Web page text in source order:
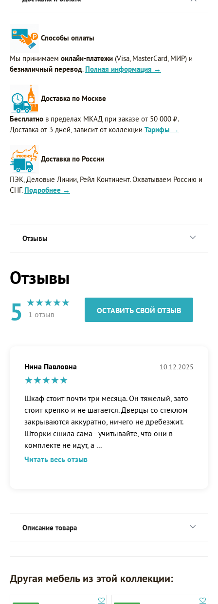
Способы оплаты
Мы принимаем онлайн-платежи (Visa, MasterCard, МИР) и
безналичный перевод. Полная информация →
Доставка по Москве
Бесплатно в пределах МКАД при заказе от 50 000 ₽.
Доставка от 3 дней, зависит от коллекции Тарифы →
Доставка по России
ПЭК, Деловые Линии, Рейл Континент. Охватываем Россию и
СНГ. Подробнее →
Отзывы
Отзывы
5 1 отзыв ОСТАВИТЬ СВОЙ ОТЗЫВ
Нина Павловна 10.12.2025
Шкаф стоит почти три месяца. Он тяжелый, зато
стоит крепко и не шатается. Дверцы со стеклом
закрываются аккуратно, ничего не дребезжит.
Шторки сшила сама - учитывайте, что они в
комплекте не идут, а ...
Читать весь отзыв
Описание товара
Другая мебель из этой коллекции: